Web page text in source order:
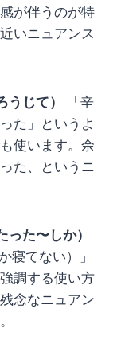
が伴うのが特
いニュアンス
じて）
「辛
た」というよ
使います。余
た、というニ
た〜しか）
寝てない）」
調する使い方
念なニュアン